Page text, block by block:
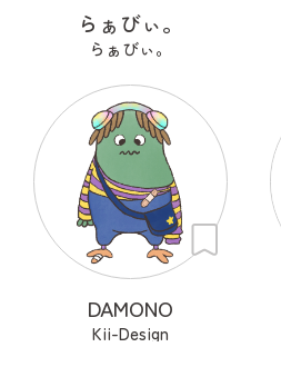
らぁびぃ。
らぁびぃ。
DAMONO
Kii-Design